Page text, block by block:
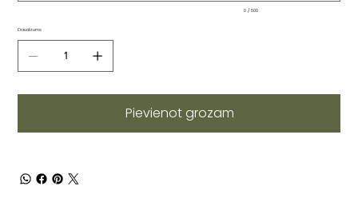
0 / 500
Daudzums
Pievienot grozam